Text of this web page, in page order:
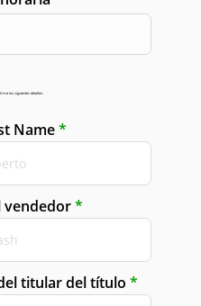
los siguientes detalles:
Name
vendedor
titular del título